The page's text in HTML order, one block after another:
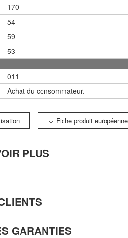
170
54
59
53
011
Achat du consommateur.
Fiche produit européenne
PLUS
GARANTIES